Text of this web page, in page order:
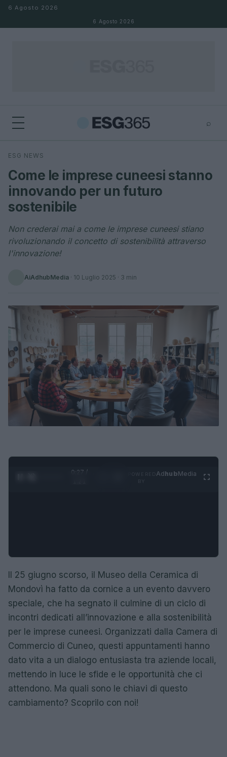
Salta al contenuto
6 Agosto 2026
6 Agosto 2026
⌕
Cerca
ESG NEWS
Come le imprese cuneesi stanno
innovando per un futuro
sostenibile
Non crederai mai a come le imprese cuneesi stiano
rivoluzionando il concetto di sostenibilità attraverso
l'innovazione!
AiAdhubMedia · 10 Luglio 2025 · 3 min
0:28 /
AdhubMedia
Il 25 giugno scorso, il Museo della Ceramica di
Mondovì ha fatto da cornice a un evento davvero
speciale, che ha segnato il culmine di un ciclo di
incontri dedicati all’innovazione e alla sostenibilità
per le imprese cuneesi. Organizzati dalla Camera di
Commercio di Cuneo, questi appuntamenti hanno
dato vita a un dialogo entusiasta tra aziende locali,
mettendo in luce le sfide e le opportunità che ci
attendono. Ma quali sono le chiavi di questo
cambiamento? Scoprilo con noi!